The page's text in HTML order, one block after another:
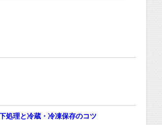
処理と冷蔵・冷凍保存のコツ